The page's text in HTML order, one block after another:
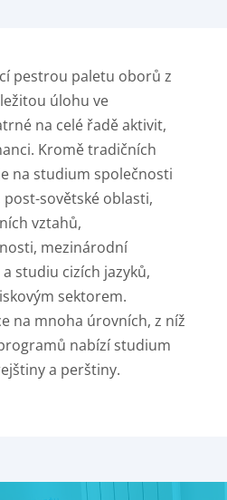
pestrou paletu oborů z
úlohu ve
na celé řadě aktivit,
Kromě tradičních
na studium společnosti
sovětské oblasti,
vztahů,
mezinárodní
studiu cizích jazyků,
sektorem.
na mnoha úrovních, z níž
nabízí studium
a perštiny.